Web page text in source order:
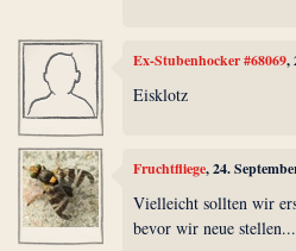
Ex-Stubenhocker #68069,
Eisklotz
Fruchtfliege, 24.
Vielleicht sollten wir
bevor wir neue